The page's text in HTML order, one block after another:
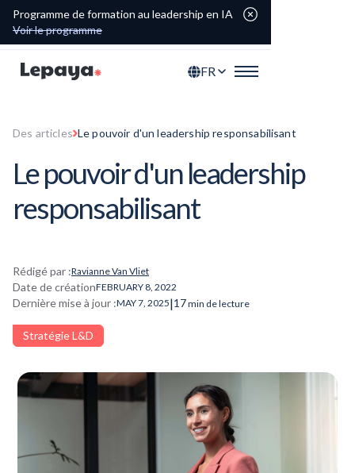
Programme de formation au leadership en IA
Voir le programme
FR
Des articles Le pouvoir d'un leadership responsabilisant
Le pouvoir d'un leadership
responsabilisant
Rédigé par :Ravianne Van Vliet
Date de créationFEBRUARY 8, 2022
Dernière mise à jour :MAY 7, 2025|17min de lecture
Stratégie L&D